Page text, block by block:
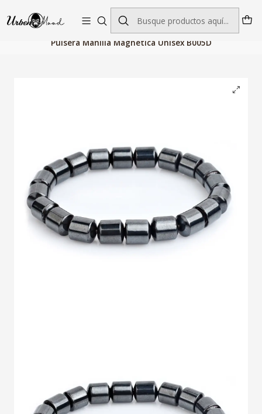
Envío GRATIS desde $60.000 | Entregas rápidas 1–5 días hábiles
Pulseras y Brazaletes
Pulsera Manilla Magnetica Unisex B005D